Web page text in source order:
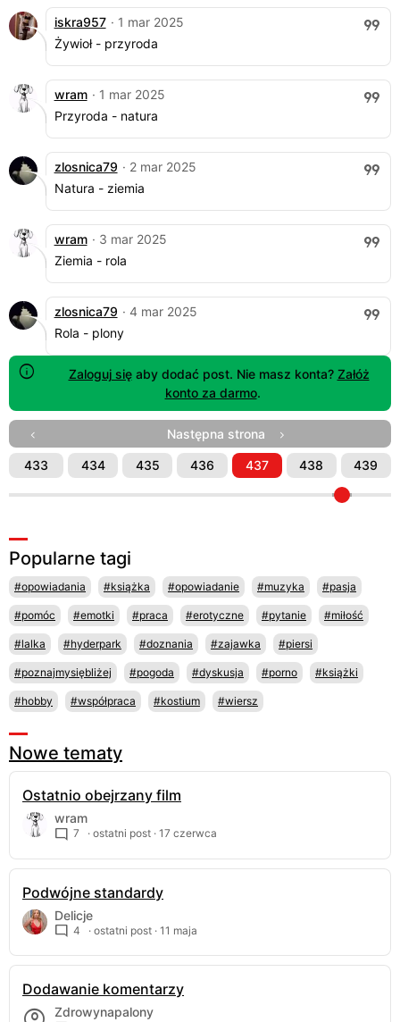
iskra957 · 1 mar 2025
Żywioł - przyroda
wram · 1 mar 2025
Przyroda - natura
zlosnica79 · 2 mar 2025
Natura - ziemia
wram · 3 mar 2025
Ziemia - rola
zlosnica79 · 4 mar 2025
Rola - plony
Zaloguj sięaby dodać post. Nie masz konta? Załóż
konto za darmo.
Następna strona
433 434 435 436 437 438 439
Popularne tagi
#opowiadania #książka #opowiadanie #muzyka #pasja
#pomóc #emotki #praca #erotyczne #pytanie #miłość
#lalka #hyderpark #doznania #zajawka #piersi
#poznajmysiębliżej #pogoda #dyskusja #porno #książki
#hobby #współpraca #kostium #wiersz
Nowe tematy
Ostatnio obejrzany film
wram
7 · ostatni post · 17 czerwca
Podwójne standardy
Delicje
4 · ostatni post · 11 maja
Dodawanie komentarzy
Zdrowynapalony